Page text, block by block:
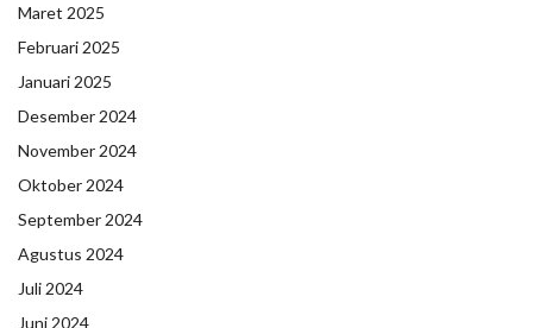
Maret 2025
Februari 2025
Januari 2025
Desember 2024
November 2024
Oktober 2024
September 2024
Agustus 2024
Juli 2024
Juni 2024